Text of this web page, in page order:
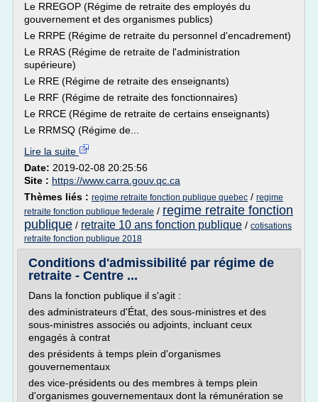
Le RREGOP (Régime de retraite des employés du
gouvernement et des organismes publics)
Le RRPE (Régime de retraite du personnel d'encadrement)
Le RRAS (Régime de retraite de l'administration
supérieure)
Le RRE (Régime de retraite des enseignants)
Le RRF (Régime de retraite des fonctionnaires)
Le RRCE (Régime de retraite de certains enseignants)
Le RRMSQ (Régime de...
Lire la suite
Date: 2019-02-08 20:25:56
Site : https://www.carra.gouv.qc.ca
Thèmes liés : regime retraite fonction publique quebec / regime
retraite fonction publique federale / regime retraite fonction
publique / retraite 10 ans fonction publique / cotisations
retraite fonction publique 2018
Conditions d'admissibilité par régime de
retraite - Centre ...
Dans la fonction publique il s'agit :
des administrateurs d'État, des sous-ministres et des
sous-ministres associés ou adjoints, incluant ceux
engagés à contrat
des présidents à temps plein d'organismes
gouvernementaux
des vice-présidents ou des membres à temps plein
d'organismes gouvernementaux dont la rémunération se